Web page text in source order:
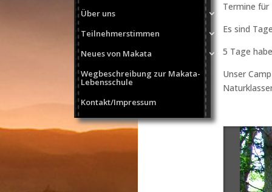
Über uns
Teilnehmerstimmen
Neues von Makata
Wegbeschreibung zur Makata-
Lebensschule
Kontakt/Impressum
Termine für
Es sind
5 Tage
Unser